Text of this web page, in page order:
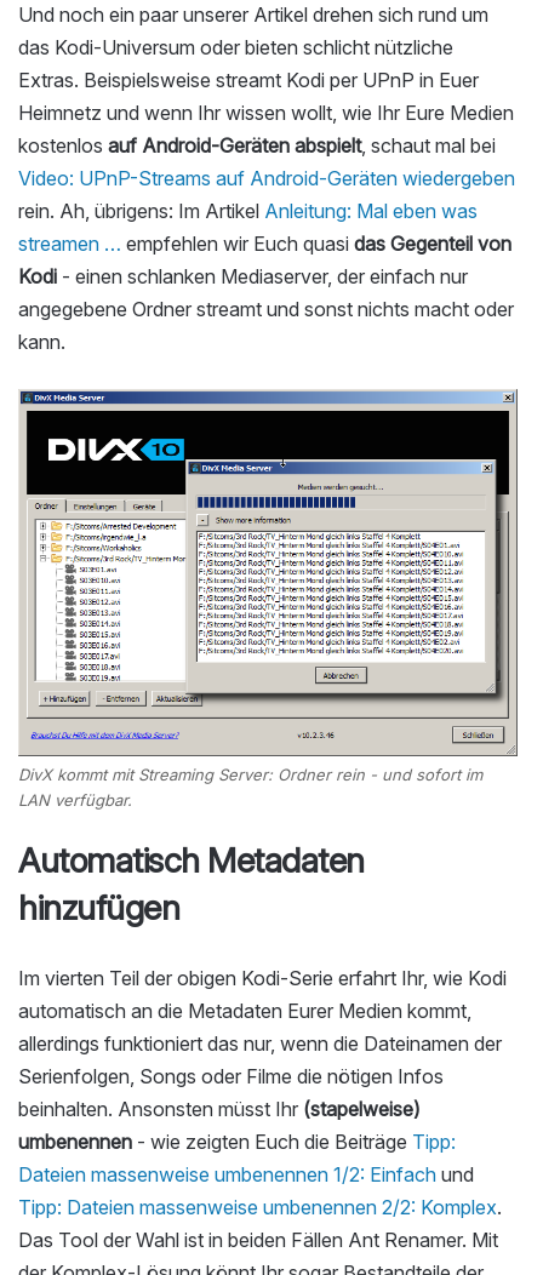
Und noch ein paar unserer Artikel drehen sich rund um
das Kodi-Universum oder bieten schlicht nützliche
Extras. Beispielsweise streamt Kodi per UPnP in Euer
Heimnetz und wenn Ihr wissen wollt, wie Ihr Eure Medien
kostenlos auf Android-Geräten abspielt, schaut mal bei
Video: UPnP-Streams auf Android-Geräten wiedergeben
rein. Ah, übrigens: Im Artikel Anleitung: Mal eben was
streamen … empfehlen wir Euch quasi das Gegenteil von
Kodi - einen schlanken Mediaserver, der einfach nur
angegebene Ordner streamt und sonst nichts macht oder
kann.
DivX kommt mit Streaming Server: Ordner rein - und sofort im
LAN verfügbar.
Automatisch Metadaten
hinzufügen
Im vierten Teil der obigen Kodi-Serie erfahrt Ihr, wie Kodi
automatisch an die Metadaten Eurer Medien kommt,
allerdings funktioniert das nur, wenn die Dateinamen der
Serienfolgen, Songs oder Filme die nötigen Infos
beinhalten. Ansonsten müsst Ihr (stapelweise)
umbenennen - wie zeigten Euch die Beiträge Tipp:
Dateien massenweise umbenennen 1/2: Einfach und
Tipp: Dateien massenweise umbenennen 2/2: Komplex.
Das Tool der Wahl ist in beiden Fällen Ant Renamer. Mit